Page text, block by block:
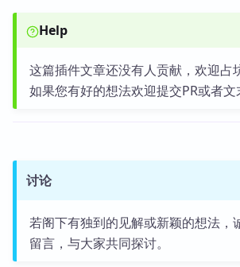
Help
这篇插件文章还没有人贡献，欢迎占
如果您有好的想法欢迎提交PR或者文
讨论
若阁下有独到的见解或新颖的想法，
留言，与大家共同探讨。